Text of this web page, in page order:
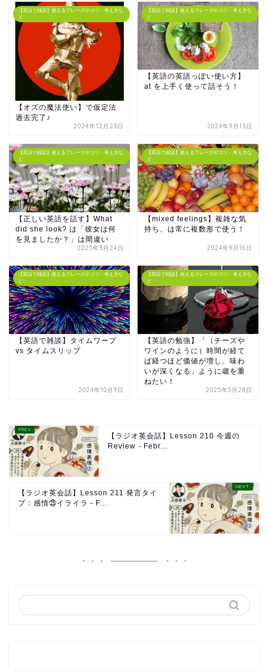
【英語で雑談】使えるフレーズやコツ・考え方な
ど
【オズの魔法使い】で仮定法
過去完了♪
2024年12月23日
【英語で雑談】使えるフレーズやコツ・考え方な
ど
【英語の英語っぽい使い方】
at を上手く使って話そう！
2024年9月13日
【英語で雑談】使えるフレーズやコツ・考え方な
ど
【正しい英語を話す】What
did she look? は「彼女は何
を見ましたか？」は間違い
2025年3月24日
【英語で雑談】使えるフレーズやコツ・考え方な
ど
【mixed feelings】複雑な気
持ち、は常に複数形で使う！
2024年9月16日
【英語で雑談】使えるフレーズやコツ・考え方な
ど
【英語で雑談】タイムワープ
vs タイムスリップ
2024年10月9日
【英語で雑談】使えるフレーズやコツ・考え方な
ど
【英語の勉強】「（チーズや
ワインのように）時間が経て
ば経つほど価値が増し、味わ
いが深くなる」ように歳を重
ねたい！
2025年5月28日
【ラジオ英会話】Lesson 210 今週の
Review - Febr...
【ラジオ英会話】Lesson 211 発言タイ
プ：感情㉕イライラ - F...